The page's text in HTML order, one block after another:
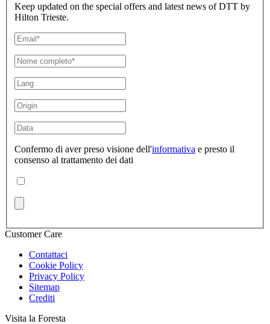
Keep updated on the special offers and latest news of DTT by
Hilton Trieste.
Confermo di aver preso visione dell'informativa e presto il
consenso al trattamento dei dati
Customer Care
Contattaci
Cookie Policy
Privacy Policy
Sitemap
Crediti
Visita la Foresta